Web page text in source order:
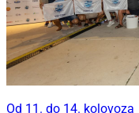
Od 11. do 14. kolovoza